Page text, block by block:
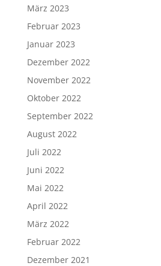
März 2023
Februar 2023
Januar 2023
Dezember 2022
November 2022
Oktober 2022
September 2022
August 2022
Juli 2022
Juni 2022
Mai 2022
April 2022
März 2022
Februar 2022
Dezember 2021